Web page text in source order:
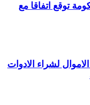
توقع اتفاقا مع
لشراء الادوات